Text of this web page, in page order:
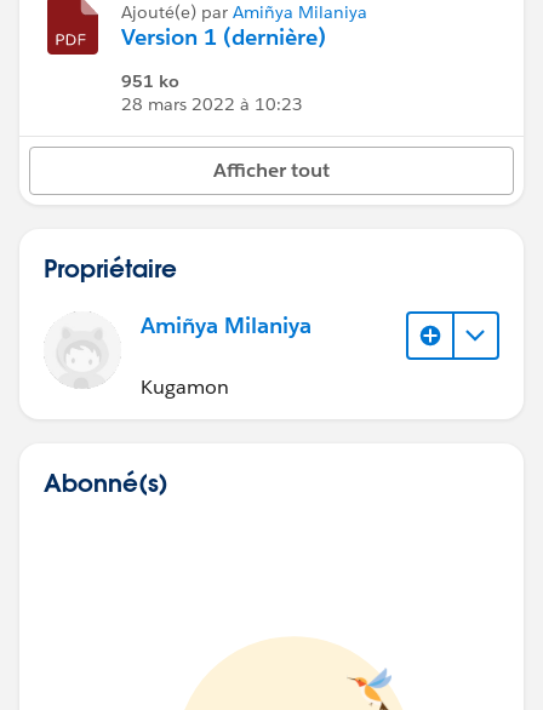
Ajouté(e) par Amiñya Milaniya
Version 1 (dernière)
951 ko
28 mars 2022 à 10:23
Afficher tout
Propriétaire
Amiñya Milaniya
Kugamon
Abonné(s)